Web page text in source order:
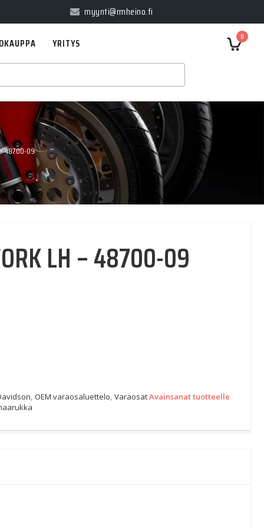
myynti@rmheino.fi
0
YRITYS
48700-09
LH – 48700-09
,OEM varaosaluettelo ,VaraosatAvainsanat tuotteelle